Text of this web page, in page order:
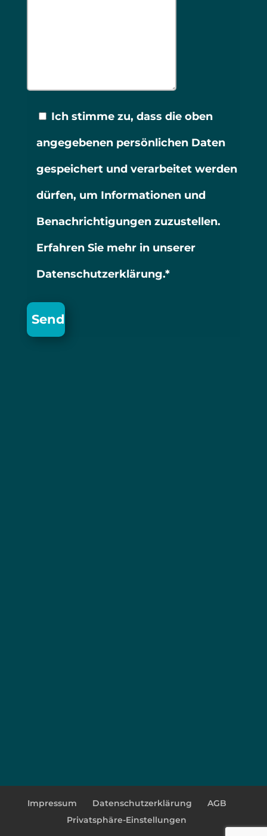
Ich stimme zu, dass die oben
angegebenen persönlichen Daten
gespeichert und verarbeitet werden
dürfen, um Informationen und
Benachrichtigungen zuzustellen.
Erfahren Sie mehr in unserer
Datenschutzerklärung.*
Impressum Datenschutzerklärung
AGB
Privatsphäre-Einstellungen